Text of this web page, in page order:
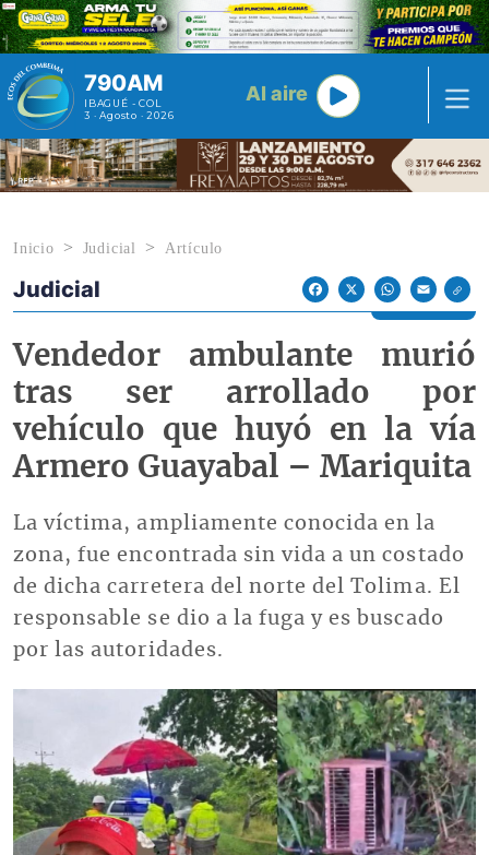
Pasar al contenido principal
790AM
IBAGUÉ - COL
3 · Agosto · 2026
Al aire
Inicio Judicial Artículo
Econoticias y Eventos
Judicial
FacebookX WhatsAppEmail
Vendedor ambulante murió
tras ser arrollado por
vehículo que huyó en la vía
Armero Guayabal – Mariquita
La víctima, ampliamente conocida en la
zona, fue encontrada sin vida a un costado
de dicha carretera del norte del Tolima. El
responsable se dio a la fuga y es buscado
por las autoridades.